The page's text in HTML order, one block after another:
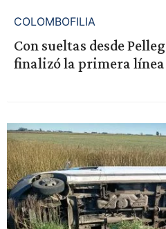
COLOMBOFILIA
Con sueltas desde
finalizó la primera línea